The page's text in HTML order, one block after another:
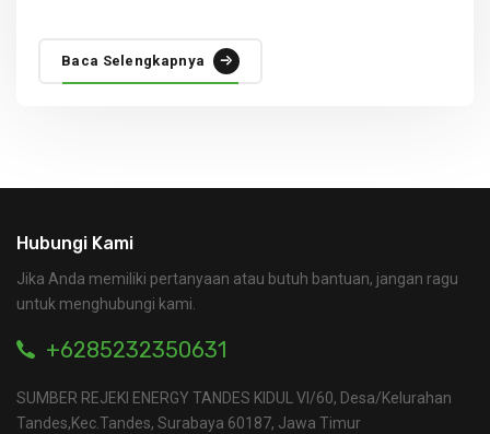
Baca Selengkapnya
Hubungi Kami
Jika Anda memiliki pertanyaan atau butuh bantuan, jangan ragu
untuk menghubungi kami.
+6285232350631
SUMBER REJEKI ENERGY TANDES KIDUL VI/60, Desa/Kelurahan
Tandes,Kec.Tandes, Surabaya 60187, Jawa Timur